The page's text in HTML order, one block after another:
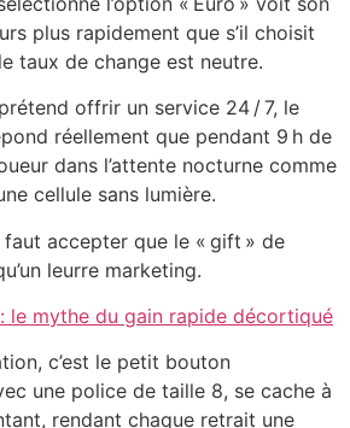
plus rapidement que s’il choisit
taux de change est neutre.
offrir un service 24 / 7, le
réellement que pendant 9 h de
dans l’attente nocturne comme
cellule sans lumière.
accepter que le « gift » de
leurre marketing.
le mythe du gain rapide décortiqué
c’est le petit bouton
une police de taille 8, se cache à
rendant chaque retrait une